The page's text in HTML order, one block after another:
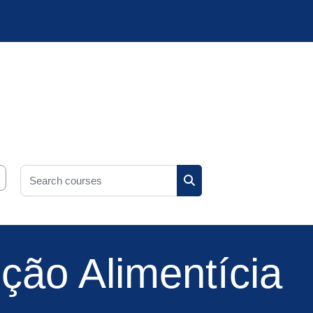
Search courses
Alimentícia